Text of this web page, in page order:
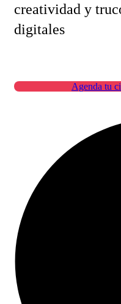
creatividad y
digitales
Agenda tu